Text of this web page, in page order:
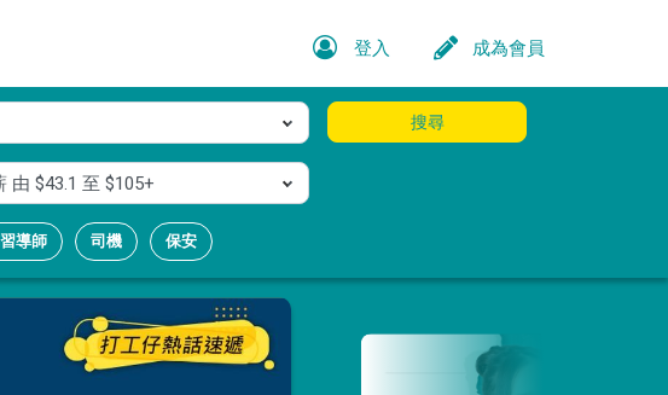
登入 成為會員
由 $43.1 至 $105+
搜尋
導師 司機 保安